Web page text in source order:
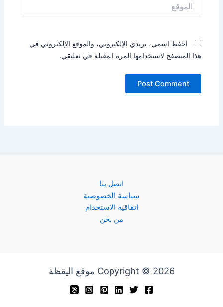
احفظ اسمي، بريدي الإلكتروني، والموقع الإلكتروني في
هذا المتصفح لاستخدامها المرة المقبلة في تعليقي.
اتصل بنا
سياسة الخصوصية
اتفاقية الاستخدام
من نحن
Copyright © 2026 موقع اليقظة